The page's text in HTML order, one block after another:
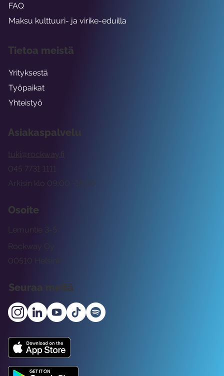
Asiakaspalvelu
tuki@rockway.fi
Arkisin klo 09:00 -15:00
045 7731 1111
Osoite
Rockway Oy
Lemuntie 3-5
00510 Helsinki
Seuraa meitä
FAQ
Maksu kulttuuri- ja virike-eduilla
Tietoa meistä
Yrityksestä
Työpaikat
Yhteistyö